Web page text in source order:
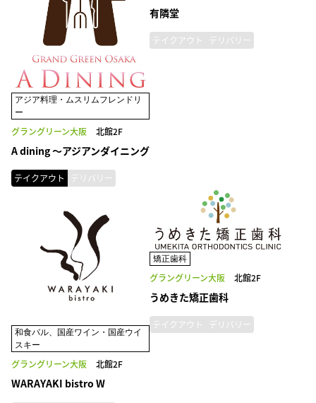
アジア料理・ムスリムフレンドリ
ー
グラングリーン大阪 北館2F
A dining ～アジアンダイニング
テイクアウト デリバリー
有隣堂
テイクアウト デリバリー
和食バル、国産ワイン・国産ウイ
スキー
グラングリーン大阪 北館2F
WARAYAKI bistro W
矯正歯科
グラングリーン大阪 北館2F
うめきた矯正歯科
テイクアウト デリバリー